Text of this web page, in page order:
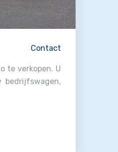
Contact
te verkopen. U
bedrijfswagen,